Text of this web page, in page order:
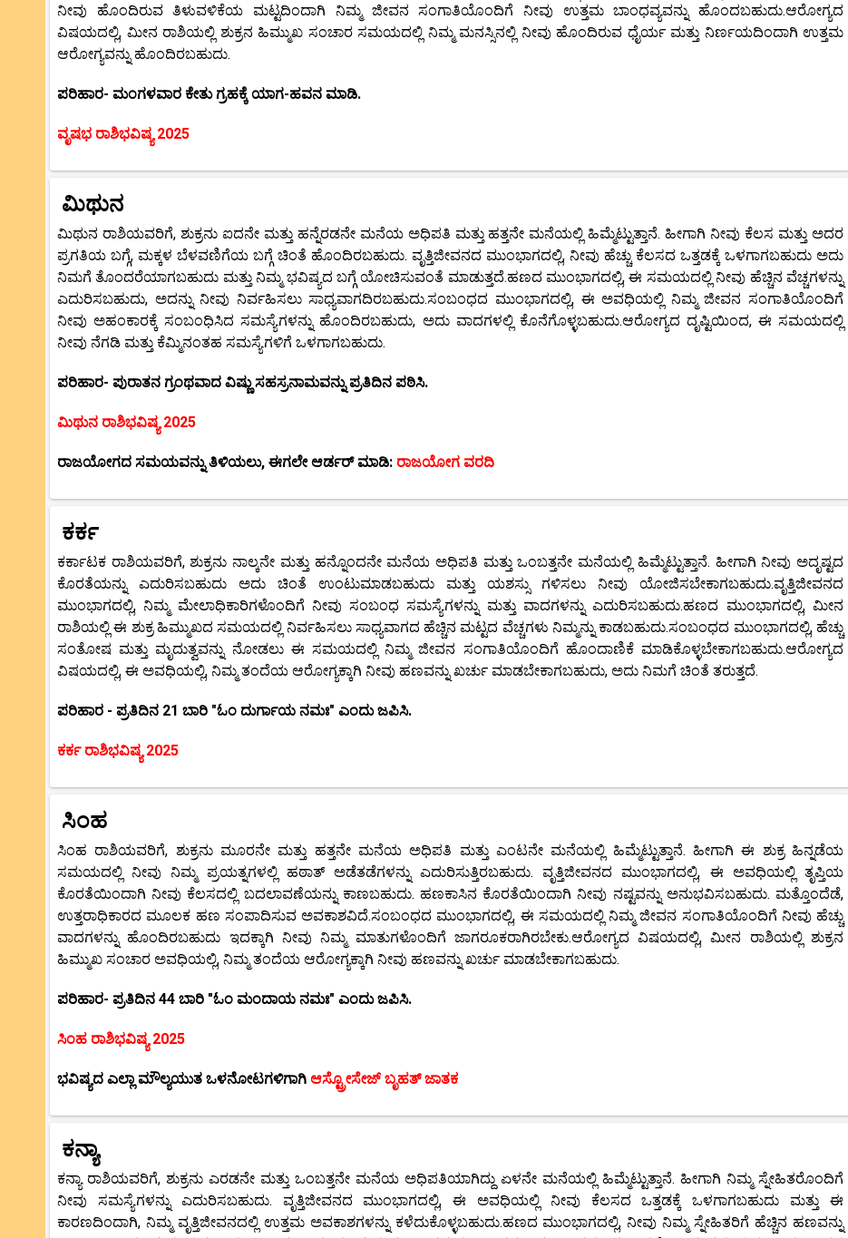
ನೀವು ಹೊಂದಿರುವ ತಿಳುವಳಿಕೆಯ ಮಟ್ಟದಿಂದಾಗಿ ನಿಮ್ಮ ಜೀವನ ಸಂಗಾತಿಯೊಂದಿಗೆ ನೀವು ಉತ್ತಮ ಬಾಂಧವ್ಯವನ್ನು ಹೊಂದಬಹುದು.ಆರೋಗ್ಯದ
ವಿಷಯದಲ್ಲಿ, ಮೀನ ರಾಶಿಯಲ್ಲಿ ಶುಕ್ರನ ಹಿಮ್ಮುಖ ಸಂಚಾರ ಸಮಯದಲ್ಲಿ ನಿಮ್ಮ ಮನಸ್ಸಿನಲ್ಲಿ ನೀವು ಹೊಂದಿರುವ ಧೈರ್ಯ ಮತ್ತು ನಿರ್ಣಯದಿಂದಾಗಿ ಉತ್ತಮ
ಆರೋಗ್ಯವನ್ನು ಹೊಂದಿರಬಹುದು.
ಪರಿಹಾರ- ಮಂಗಳವಾರ ಕೇತು ಗ್ರಹಕ್ಕೆ ಯಾಗ-ಹವನ ಮಾಡಿ.
ವೃಷಭ ರಾಶಿಭವಿಷ್ಯ 2025
ಮಿಥುನ
ಮಿಥುನ ರಾಶಿಯವರಿಗೆ, ಶುಕ್ರನು ಐದನೇ ಮತ್ತು ಹನ್ನೆರಡನೇ ಮನೆಯ ಅಧಿಪತಿ ಮತ್ತು ಹತ್ತನೇ ಮನೆಯಲ್ಲಿ ಹಿಮ್ಮೆಟ್ಟುತ್ತಾನೆ. ಹೀಗಾಗಿ ನೀವು ಕೆಲಸ ಮತ್ತು ಅದರ
ಪ್ರಗತಿಯ ಬಗ್ಗೆ, ಮಕ್ಕಳ ಬೆಳವಣಿಗೆಯ ಬಗ್ಗೆ ಚಿಂತೆ ಹೊಂದಿರಬಹುದು. ವೃತ್ತಿಜೀವನದ ಮುಂಭಾಗದಲ್ಲಿ, ನೀವು ಹೆಚ್ಚು ಕೆಲಸದ ಒತ್ತಡಕ್ಕೆ ಒಳಗಾಗಬಹುದು ಅದು
ನಿಮಗೆ ತೊಂದರೆಯಾಗಬಹುದು ಮತ್ತು ನಿಮ್ಮ ಭವಿಷ್ಯದ ಬಗ್ಗೆ ಯೋಚಿಸುವಂತೆ ಮಾಡುತ್ತದೆ.ಹಣದ ಮುಂಭಾಗದಲ್ಲಿ, ಈ ಸಮಯದಲ್ಲಿ ನೀವು ಹೆಚ್ಚಿನ ವೆಚ್ಚಗಳನ್ನು
ಎದುರಿಸಬಹುದು, ಅದನ್ನು ನೀವು ನಿರ್ವಹಿಸಲು ಸಾಧ್ಯವಾಗದಿರಬಹುದು.ಸಂಬಂಧದ ಮುಂಭಾಗದಲ್ಲಿ, ಈ ಅವಧಿಯಲ್ಲಿ ನಿಮ್ಮ ಜೀವನ ಸಂಗಾತಿಯೊಂದಿಗೆ
ನೀವು ಅಹಂಕಾರಕ್ಕೆ ಸಂಬಂಧಿಸಿದ ಸಮಸ್ಯೆಗಳನ್ನು ಹೊಂದಿರಬಹುದು, ಅದು ವಾದಗಳಲ್ಲಿ ಕೊನೆಗೊಳ್ಳಬಹುದು.ಆರೋಗ್ಯದ ದೃಷ್ಟಿಯಿಂದ, ಈ ಸಮಯದಲ್ಲಿ
ನೀವು ನೆಗಡಿ ಮತ್ತು ಕೆಮ್ಮಿನಂತಹ ಸಮಸ್ಯೆಗಳಿಗೆ ಒಳಗಾಗಬಹುದು.
ಪರಿಹಾರ- ಪುರಾತನ ಗ್ರಂಥವಾದ ವಿಷ್ಣು ಸಹಸ್ರನಾಮವನ್ನು ಪ್ರತಿದಿನ ಪಠಿಸಿ.
ಮಿಥುನ ರಾಶಿಭವಿಷ್ಯ 2025
ರಾಜಯೋಗದ ಸಮಯವನ್ನು ತಿಳಿಯಲು, ಈಗಲೇ ಆರ್ಡರ್ ಮಾಡಿ: ರಾಜಯೋಗ ವರದಿ
ಕರ್ಕ
ಕರ್ಕಾಟಕ ರಾಶಿಯವರಿಗೆ, ಶುಕ್ರನು ನಾಲ್ಕನೇ ಮತ್ತು ಹನ್ನೊಂದನೇ ಮನೆಯ ಅಧಿಪತಿ ಮತ್ತು ಒಂಬತ್ತನೇ ಮನೆಯಲ್ಲಿ ಹಿಮ್ಮೆಟ್ಟುತ್ತಾನೆ. ಹೀಗಾಗಿ ನೀವು ಅದೃಷ್ಟದ
ಕೊರತೆಯನ್ನು ಎದುರಿಸಬಹುದು ಅದು ಚಿಂತೆ ಉಂಟುಮಾಡಬಹುದು ಮತ್ತು ಯಶಸ್ಸು ಗಳಿಸಲು ನೀವು ಯೋಜಿಸಬೇಕಾಗಬಹುದು.ವೃತ್ತಿಜೀವನದ
ಮುಂಭಾಗದಲ್ಲಿ, ನಿಮ್ಮ ಮೇಲಾಧಿಕಾರಿಗಳೊಂದಿಗೆ ನೀವು ಸಂಬಂಧ ಸಮಸ್ಯೆಗಳನ್ನು ಮತ್ತು ವಾದಗಳನ್ನು ಎದುರಿಸಬಹುದು.ಹಣದ ಮುಂಭಾಗದಲ್ಲಿ, ಮೀನ
ರಾಶಿಯಲ್ಲಿ ಈ ಶುಕ್ರ ಹಿಮ್ಮುಖದ ಸಮಯದಲ್ಲಿ ನಿರ್ವಹಿಸಲು ಸಾಧ್ಯವಾಗದ ಹೆಚ್ಚಿನ ಮಟ್ಟದ ವೆಚ್ಚಗಳು ನಿಮ್ಮನ್ನು ಕಾಡಬಹುದು.ಸಂಬಂಧದ ಮುಂಭಾಗದಲ್ಲಿ, ಹೆಚ್ಚು
ಸಂತೋಷ ಮತ್ತು ಮೃದುತ್ವವನ್ನು ನೋಡಲು ಈ ಸಮಯದಲ್ಲಿ ನಿಮ್ಮ ಜೀವನ ಸಂಗಾತಿಯೊಂದಿಗೆ ಹೊಂದಾಣಿಕೆ ಮಾಡಿಕೊಳ್ಳಬೇಕಾಗಬಹುದು.ಆರೋಗ್ಯದ
ವಿಷಯದಲ್ಲಿ, ಈ ಅವಧಿಯಲ್ಲಿ, ನಿಮ್ಮ ತಂದೆಯ ಆರೋಗ್ಯಕ್ಕಾಗಿ ನೀವು ಹಣವನ್ನು ಖರ್ಚು ಮಾಡಬೇಕಾಗಬಹುದು, ಅದು ನಿಮಗೆ ಚಿಂತೆ ತರುತ್ತದೆ.
ಪರಿಹಾರ - ಪ್ರತಿದಿನ 21 ಬಾರಿ "ಓಂ ದುರ್ಗಾಯ ನಮಃ" ಎಂದು ಜಪಿಸಿ.
ಕರ್ಕ ರಾಶಿಭವಿಷ್ಯ 2025
ಸಿಂಹ
ಸಿಂಹ ರಾಶಿಯವರಿಗೆ, ಶುಕ್ರನು ಮೂರನೇ ಮತ್ತು ಹತ್ತನೇ ಮನೆಯ ಅಧಿಪತಿ ಮತ್ತು ಎಂಟನೇ ಮನೆಯಲ್ಲಿ ಹಿಮ್ಮೆಟ್ಟುತ್ತಾನೆ. ಹೀಗಾಗಿ ಈ ಶುಕ್ರ ಹಿನ್ನಡೆಯ
ಸಮಯದಲ್ಲಿ ನೀವು ನಿಮ್ಮ ಪ್ರಯತ್ನಗಳಲ್ಲಿ ಹಠಾತ್ ಅಡೆತಡೆಗಳನ್ನು ಎದುರಿಸುತ್ತಿರಬಹುದು. ವೃತ್ತಿಜೀವನದ ಮುಂಭಾಗದಲ್ಲಿ, ಈ ಅವಧಿಯಲ್ಲಿ ತೃಪ್ತಿಯ
ಕೊರತೆಯಿಂದಾಗಿ ನೀವು ಕೆಲಸದಲ್ಲಿ ಬದಲಾವಣೆಯನ್ನು ಕಾಣಬಹುದು. ಹಣಕಾಸಿನ ಕೊರತೆಯಿಂದಾಗಿ ನೀವು ನಷ್ಟವನ್ನು ಅನುಭವಿಸಬಹುದು. ಮತ್ತೊಂದೆಡೆ,
ಉತ್ತರಾಧಿಕಾರದ ಮೂಲಕ ಹಣ ಸಂಪಾದಿಸುವ ಅವಕಾಶವಿದೆ.ಸಂಬಂಧದ ಮುಂಭಾಗದಲ್ಲಿ, ಈ ಸಮಯದಲ್ಲಿ ನಿಮ್ಮ ಜೀವನ ಸಂಗಾತಿಯೊಂದಿಗೆ ನೀವು ಹೆಚ್ಚು
ವಾದಗಳನ್ನು ಹೊಂದಿರಬಹುದು ಇದಕ್ಕಾಗಿ ನೀವು ನಿಮ್ಮ ಮಾತುಗಳೊಂದಿಗೆ ಜಾಗರೂಕರಾಗಿರಬೇಕು.ಆರೋಗ್ಯದ ವಿಷಯದಲ್ಲಿ, ಮೀನ ರಾಶಿಯಲ್ಲಿ ಶುಕ್ರನ
ಹಿಮ್ಮುಖ ಸಂಚಾರ ಅವಧಿಯಲ್ಲಿ, ನಿಮ್ಮ ತಂದೆಯ ಆರೋಗ್ಯಕ್ಕಾಗಿ ನೀವು ಹಣವನ್ನು ಖರ್ಚು ಮಾಡಬೇಕಾಗಬಹುದು.
ಪರಿಹಾರ- ಪ್ರತಿದಿನ 44 ಬಾರಿ "ಓಂ ಮಂದಾಯ ನಮಃ" ಎಂದು ಜಪಿಸಿ.
ಸಿಂಹ ರಾಶಿಭವಿಷ್ಯ 2025
ಭವಿಷ್ಯದ ಎಲ್ಲಾ ಮೌಲ್ಯಯುತ ಒಳನೋಟಗಳಿಗಾಗಿ ಆಸ್ಟ್ರೋಸೇಜ್ ಬೃಹತ್ ಜಾತಕ
ಕನ್ಯಾ
ಕನ್ಯಾ ರಾಶಿಯವರಿಗೆ, ಶುಕ್ರನು ಎರಡನೇ ಮತ್ತು ಒಂಬತ್ತನೇ ಮನೆಯ ಅಧಿಪತಿಯಾಗಿದ್ದು ಏಳನೇ ಮನೆಯಲ್ಲಿ ಹಿಮ್ಮೆಟ್ಟುತ್ತಾನೆ. ಹೀಗಾಗಿ ನಿಮ್ಮ ಸ್ನೇಹಿತರೊಂದಿಗೆ
ನೀವು ಸಮಸ್ಯೆಗಳನ್ನು ಎದುರಿಸಬಹುದು. ವೃತ್ತಿಜೀವನದ ಮುಂಭಾಗದಲ್ಲಿ, ಈ ಅವಧಿಯಲ್ಲಿ ನೀವು ಕೆಲಸದ ಒತ್ತಡಕ್ಕೆ ಒಳಗಾಗಬಹುದು ಮತ್ತು ಈ
ಕಾರಣದಿಂದಾಗಿ, ನಿಮ್ಮ ವೃತ್ತಿಜೀವನದಲ್ಲಿ ಉತ್ತಮ ಅವಕಾಶಗಳನ್ನು ಕಳೆದುಕೊಳ್ಳಬಹುದು.ಹಣದ ಮುಂಭಾಗದಲ್ಲಿ, ನೀವು ನಿಮ್ಮ ಸ್ನೇಹಿತರಿಗೆ ಹೆಚ್ಚಿನ ಹಣವನ್ನು